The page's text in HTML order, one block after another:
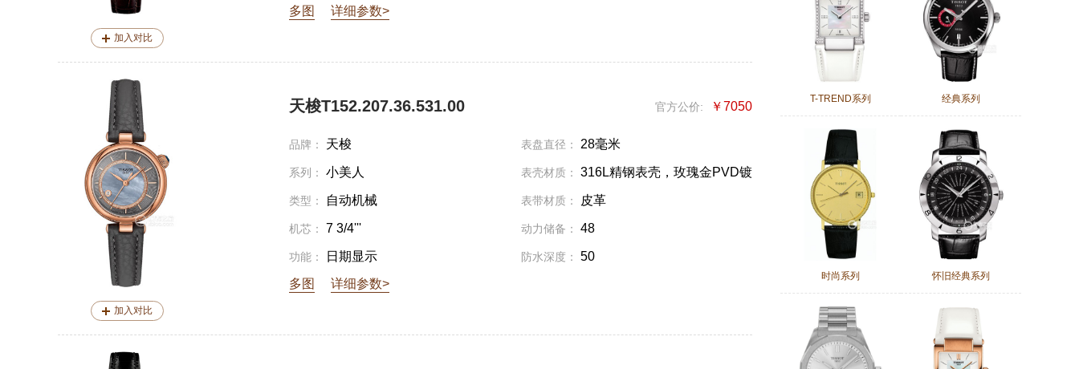
加入对比
多图
详细参数>
加入对比
天梭T152.207.36.531.00
品牌： 天梭 表盘直径： 28毫米
系列： 小美人 表壳材质：
316L精钢表壳，玫瑰金PVD镀
类型： 自动机械 表带材质： 皮革
机芯： 7 3/4''' 动力储备： 48
功能： 日期显示 防水深度：
50
多图
详细参数>
官方公价: ￥7050
T-TREND系列 经典系列
时尚系列 怀旧经典系列